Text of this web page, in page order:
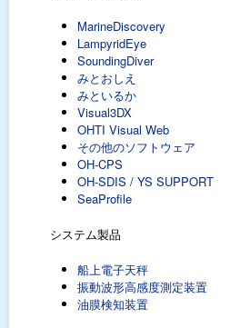
MarineDiscovery
LampyridEye
SoundingDiver
みとおしえ
みといるか
Visual3DX
OHTI Visual Web
その他のソフトウェア
OH-CPS
OH-SDIS / YS SUPPORT
SeaProfile
システム製品
船上電子天秤
振動波形高感度測定装置
油膜検知装置